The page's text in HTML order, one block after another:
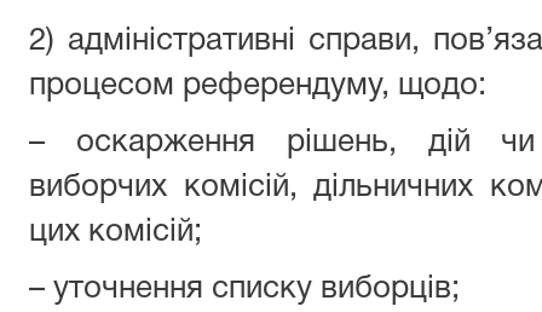
2) адміністративні справи,
процесом референдуму, щодо:
– оскарження рішень, дій чи
виборчих комісій, дільничних
цих комісій;
– уточнення списку виборців;